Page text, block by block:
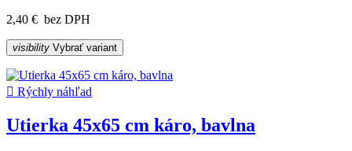
2,40 € bez DPH
visibility Vybrať variant
 Rýchly náhľad
Utierka 45x65 cm káro, bavlna